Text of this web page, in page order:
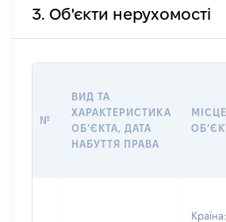
3. Об'єкти нерухомості
№
ВИД ТА
ХАРАКТЕРИСТИКА
ОБʼЄКТА, ДАТА
НАБУТТЯ ПРАВА
Країна: